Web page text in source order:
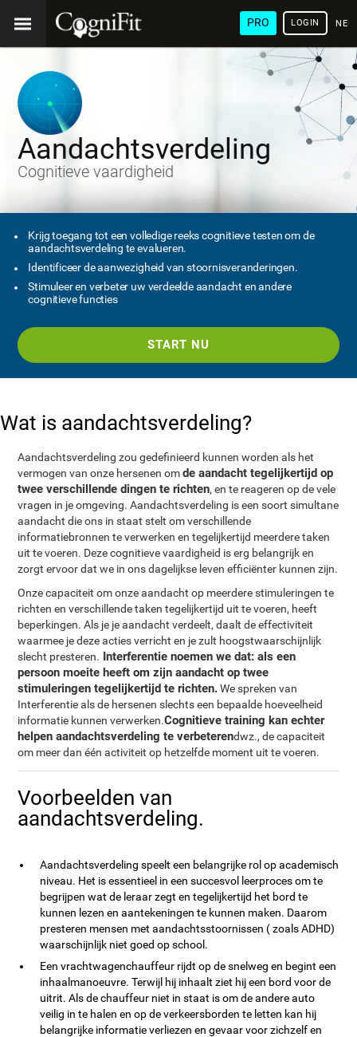
PRO LOGIN
Aandachtsverdeling
Cognitieve vaardigheid
Krijg toegang tot een volledige reeks cognitieve testen om de
aandachtsverdeling te evalueren.
Identificeer de aanwezigheid van stoornisveranderingen.
Stimuleer en verbeter uw verdeelde aandacht en andere
cognitieve functies
START NU
Wat is aandachtsverdeling?
Aandachtsverdeling zou gedefinieerd kunnen worden als het
vermogen van onze hersenen omde aandacht tegelijkertijd op
twee verschillende dingen te richten, en te reageren op de vele
vragen in je omgeving. Aandachtsverdeling is een soort simultane
aandacht die ons in staat stelt om verschillende
informatiebronnen te verwerken en tegelijkertijd meerdere taken
uit te voeren. Deze cognitieve vaardigheid is erg belangrijk en
zorgt ervoor dat we in ons dagelijkse leven efficiënter kunnen zijn.
Onze capaciteit om onze aandacht op meerdere stimuleringen te
richten en verschillende taken tegelijkertijd uit te voeren, heeft
beperkingen. Als je je aandacht verdeelt, daalt de effectiviteit
waarmee je deze acties verricht en je zult hoogstwaarschijnlijk
slecht presteren. Interferentie noemen we dat: als een
persoon moeite heeft om zijn aandacht op twee
stimuleringen tegelijkertijd te richten.We spreken van
Interferentie als de hersenen slechts een bepaalde hoeveelheid
informatie kunnen verwerken.Cognitieve training kan echter
helpen aandachtsverdeling te verbeterendwz., de capaciteit
om meer dan één activiteit op hetzelfde moment uit te voeren.
Voorbeelden van
aandachtsverdeling.
Aandachtsverdeling speelt een belangrijke rol op academisch
niveau. Het is essentieel in een succesvol leerproces om te
begrijpen wat de leraar zegt en tegelijkertijd het bord te
kunnen lezen en aantekeningen te kunnen maken. Daarom
presteren mensen met aandachtsstoornissen ( zoals ADHD)
waarschijnlijk niet goed op school.
Een vrachtwagenchauffeur rijdt op de snelweg en begint een
inhaalmanoeuvre. Terwijl hij inhaalt ziet hij een bord voor de
uitrit. Als de chauffeur niet in staat is om de andere auto
veilig in te halen en op de verkeersborden te letten kan hij
belangrijke informatie verliezen en gevaar voor zichzelf en